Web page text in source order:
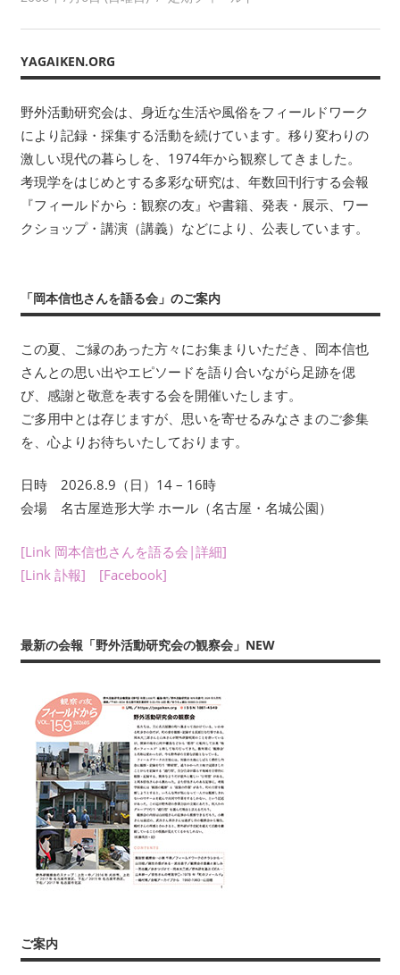
て
い
ま
考
現
学
を
は
じ
す
る
彩
な
研
究
は、
数
回
行
す
報
『フ
ル
ド
か
ら：
観
察
の
友』
籍、
発
YAGAIKEN.ORG
野外活動研究会は、身近な生活や風俗をフィールドワーク
により記録・採集する活動を続けています。移り変わりの
激しい現代の暮らしを、1974年から観察してきました。
考現学をはじめとする多彩な研究は、年数回刊行する会報
『フィールドから：観察の友』や書籍、発表・展示、ワー
クショップ・講演（講義）などにより、公表しています。
「岡本信也さんを語る会」のご案内
この夏、ご縁のあった方々にお集まりいただき、岡本信也
さんとの思い出やエピソードを語り合いながら足跡を偲
び、感謝と敬意を表する会を開催いたします。
ご多用中とは存じますが、思いを寄せるみなさまのご参集
を、心よりお待ちいたしております。
日時 2026.8.9（日）14 – 16時
会場 名古屋造形大学 ホール（名古屋・名城公園）
[Link 岡本信也さんを語る会|詳細]
[Link 訃報]
[Facebook]
最新の会報「野外活動研究会の観察会」NEW
ご案内